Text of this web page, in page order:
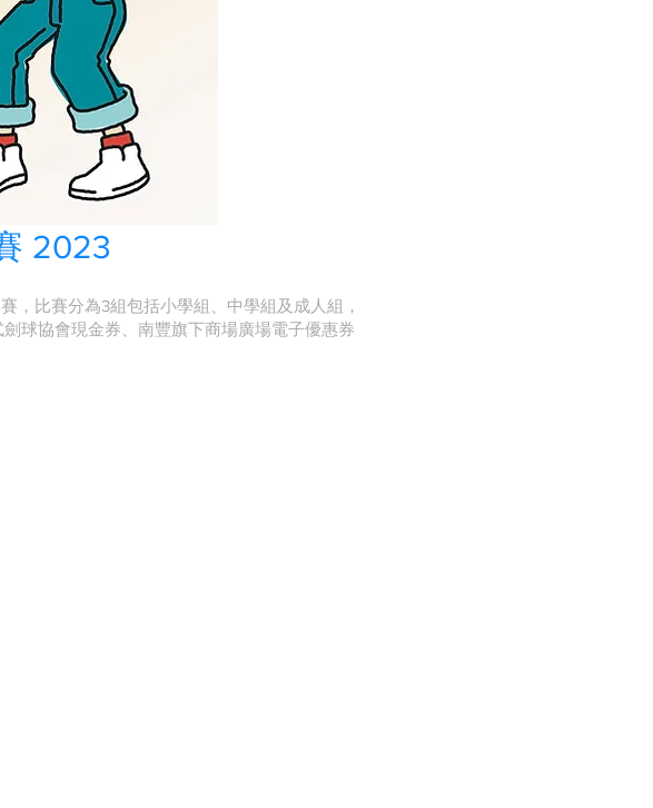
2023
，比賽分為3組包括小學組、中學組及成人組，
球協會現金券、南豐旗下商場廣場電子優惠券